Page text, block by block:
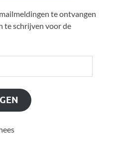
te ontvangen
te schrijven voor de